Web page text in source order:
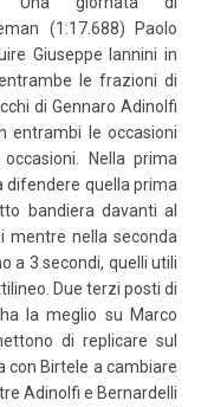
(1:17.688) Paolo
Giuseppe Iannini in
le frazioni di
di Gennaro Adinolfi
entrambi le occasioni
Nella prima
difendere quella prima
bandiera davanti al
mentre nella seconda
a 3 secondi, quelli utili
Due terzi posti di
la meglio su Marco
di replicare sul
con Birtele a cambiare
Adinolfi e Bernardelli